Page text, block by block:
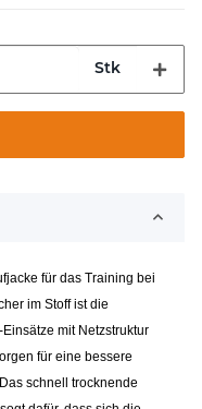
Stk
für das Training bei
im Stoff ist die
mit Netzstruktur
für eine bessere
schnell trocknende